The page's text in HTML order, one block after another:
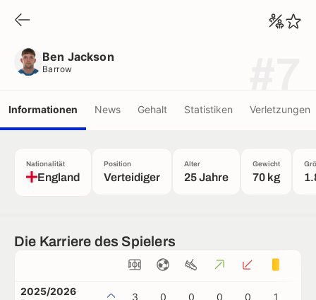
Ben Jackson
Barrow
Informationen News Gehalt Statistiken Verletzungen
Nationalität
England
Position
Verteidiger
Alter
25 Jahre
Gewicht
70 kg
Die Karriere des Spielers
2025/2026
3 0 0 0 0 1